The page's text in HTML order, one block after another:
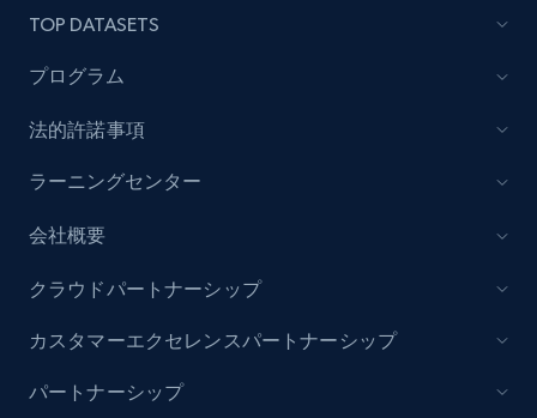
URL, Title, Rating, Reviews, Initial price, Final
price, Currency, Stock, and more.
988+ 160+
Lazada - Products - Discover products by
TOP DATASETS
プログラム
法的許諾事項
ラーニングセンター
会社概要
クラウドパートナーシップ
カスタマーエクセレンスパートナーシップ
パートナーシップ